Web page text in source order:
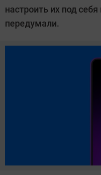
настроить их под
передумали.